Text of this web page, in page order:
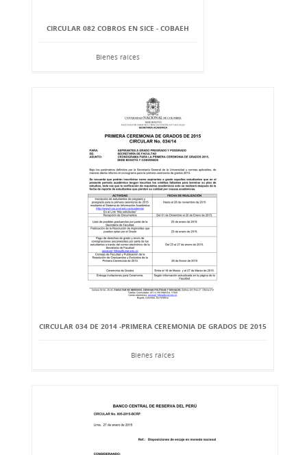
CIRCULAR 082 COBROS EN SICE - COBAEH
Bienes raíces
CIRCULAR 034 DE 2014 -PRIMERA CEREMONIA DE GRADOS DE 2015
Bienes raíces